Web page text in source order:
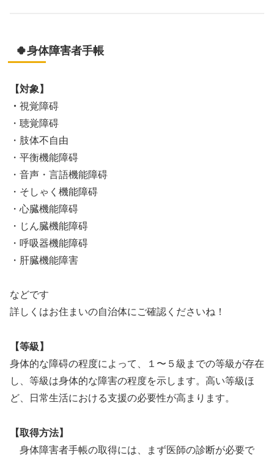
🍀身体障害者手帳
【対象】
・ 視覚障碍
・聴覚障碍
・肢体不自由
・平衡機能障碍
・音声・言語機能障碍
・そしゃく機能障碍
・心臓機能障碍
・じん臓機能障碍
・呼吸器機能障碍
・肝臓機能障害
などです
詳しくはお住まいの自治体にご確認くださいね！
【等級】
身体的な障碍の程度によって、１〜５級までの等級が存在
し、等級は身体的な障害の程度を示します。高い等級ほ
ど、日常生活における支援の必要性が高まります。
【取得方法】
身体障害者手帳の取得には、まず医師の診断が必要で